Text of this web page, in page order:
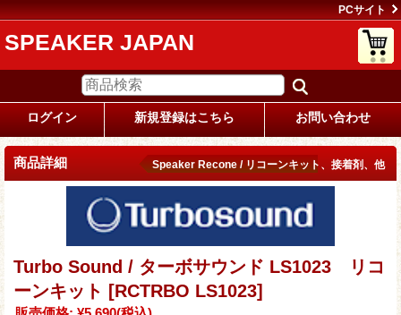
PCサイト
SPEAKER JAPAN
ログイン 新規登録はこちら お問い合わせ
商品詳細 Speaker Recone / リコーンキット、接着剤、他
Turbo Sound / ターボサウンド LS1023 リコ
ーンキット [RCTRBO LS1023]